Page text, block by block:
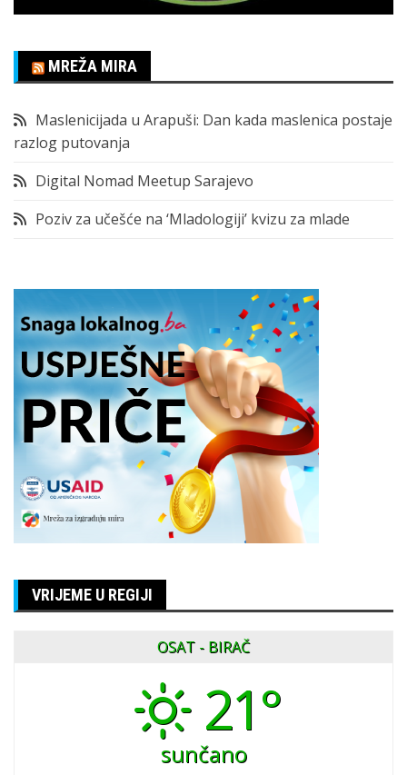
MREŽA MIRA
Maslenicijada u Arapuši: Dan kada maslenica postaje
razlog putovanja
Digital Nomad Meetup Sarajevo
Poziv za učešće na ‘Mladologiji’ kvizu za mlade
VRIJEME U REGIJI
OSAT - BIRAČ
21°
sunčano